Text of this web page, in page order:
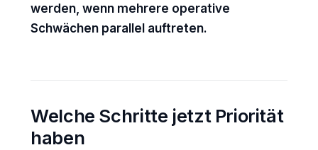
werden, wenn mehrere operative
Schwächen parallel auftreten.
Welche Schritte jetzt Priorität
haben